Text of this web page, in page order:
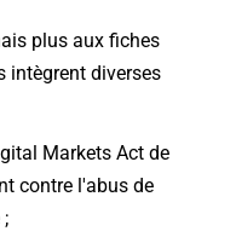
plus aux fiches
intègrent diverses
Markets Act de
contre l'abus de